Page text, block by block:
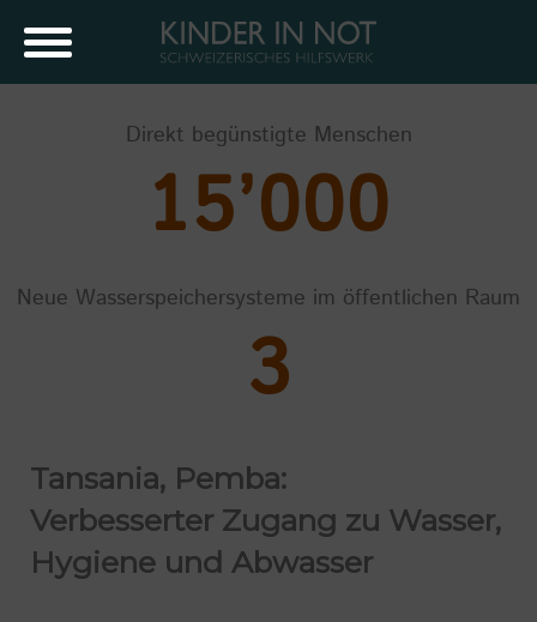
Direkt begünstigte Menschen
15’000
Neue Wasserspeichersysteme im öffentlichen Raum
3
Tansania, Pemba:
Verbesserter Zugang zu Wasser,
Hygiene und Abwasser